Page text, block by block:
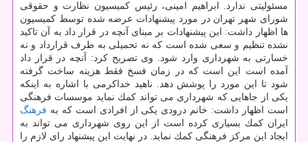
مسئولیتی ندارد. ابراهیم امینی، رئیس كمیسیون نظارت و حقوقی
شورای شهر تهران در مورد پیشنهادات عرضه شده توسط كمیسیون
ها اظهار داشت: این پیشنهادات بر مبنای آنچه در قرار داد به آن تاكید
نشده تنظیم و سعی شده است كه نه تحمیلی به طرف قرارداد و نه
خسارتی به شهرداری وارد شود. وی تصریح كرد: آنچه در قرار داد
آمده است این است كه در زمان فسخ فقط هزینه ساخت گرفته
شود تا این مورد را پوشش دهد. ناهید خداكرمی با اشاره به اینكه
یكی از جاهایی كه شهرداری می تواند كمك نماید موسسات فرهنگی
است اظهار داشت: خانم درودی یكی از افرادی است كه به فرهنگ
ایران كمك بسیاری كرده است از این روی شهرداری می تواند به
ایجاد این مركز فرهنگی كمك نماید. در نهایت این پیشنهاد رای لازم را